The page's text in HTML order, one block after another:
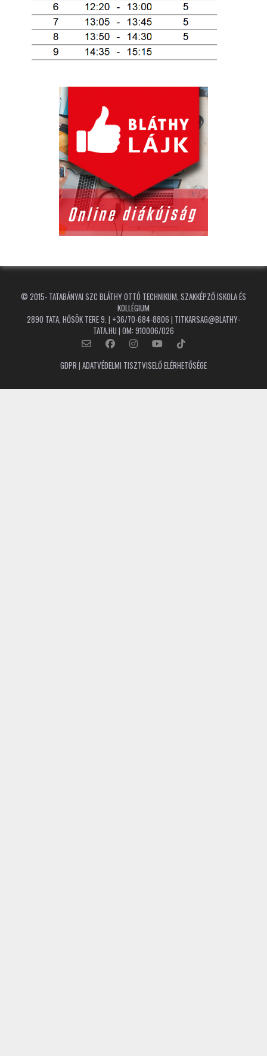
© 2015- TATABÁNYAI SZC BLÁTHY OTTÓ TECHNIKUM, SZAKKÉPZŐ ISKOLA ÉS
KOLLÉGIUM
2890 TATA, HŐSÖK TERE 9. | +36/70-684-8806 | TITKARSAG@BLATHY-
TATA.HU | OM: 910006/026
GDPR | ADATVÉDELMI TISZTVISELŐ ELÉRHETŐSÉGE